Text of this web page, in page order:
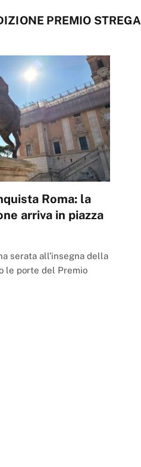
PREMIO STREGA
Roma: la
arriva in piazza
serata all’insegna della
le porte del Premio